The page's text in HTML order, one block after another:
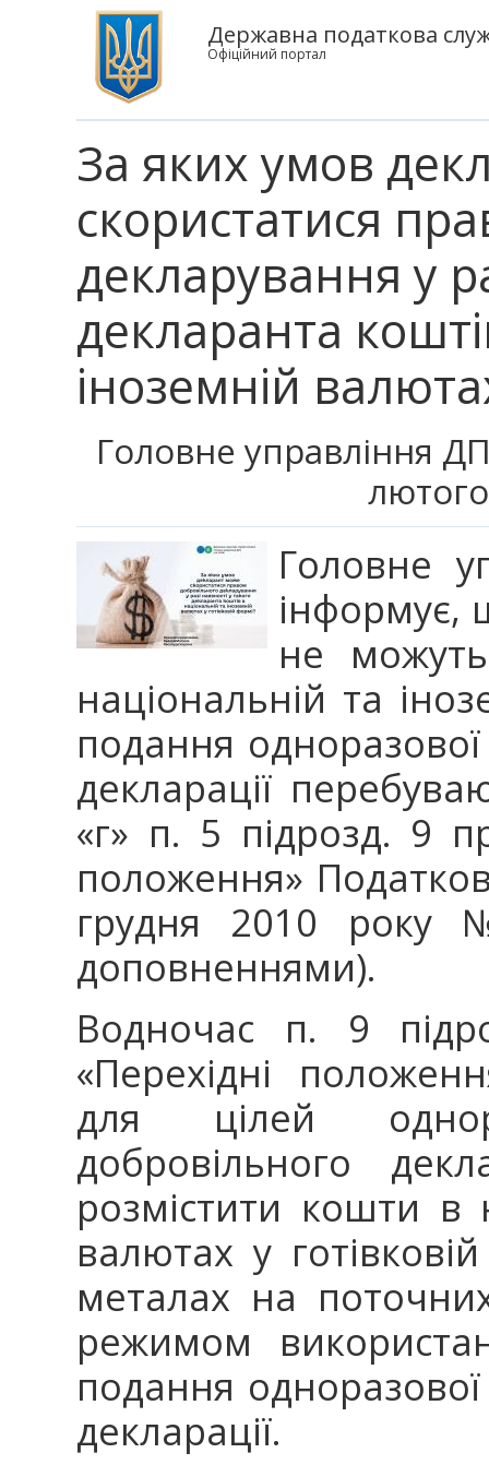
Державна податкова
Офіційний портал
За яких умов
скористатися
декларування у
декларанта
іноземній
Головне управління
Головне
інформує,
не
національній та
подання одноразової
декларації
«г» п. 5 підрозд. 9
положення»
грудня 2010 року
доповненнями).
Водночас п. 9
«Перехідні
для цілей
добровільного
розмістити кошти в
валютах у
металах на
режимом
подання одноразової
декларації.